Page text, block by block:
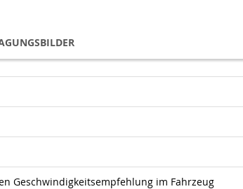
Geschwindigkeitsempfehlung im Fahrzeug